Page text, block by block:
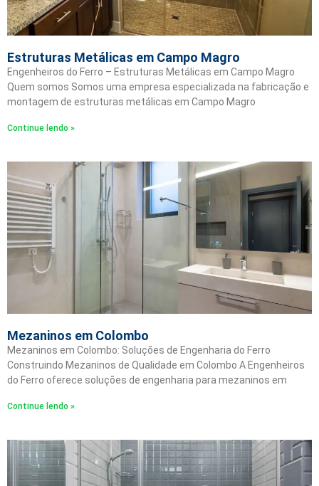
Estruturas Metálicas em Campo Magro
Engenheiros do Ferro – Estruturas Metálicas em Campo Magro
Quem somos Somos uma empresa especializada na fabricação e
montagem de estruturas metálicas em Campo Magro
Continue lendo »
Mezaninos em Colombo
Mezaninos em Colombo: Soluções de Engenharia do Ferro
Construindo Mezaninos de Qualidade em Colombo A Engenheiros
do Ferro oferece soluções de engenharia para mezaninos em
Continue lendo »